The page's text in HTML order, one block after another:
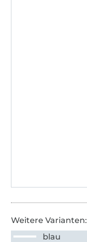
Weitere Varianten:
blau